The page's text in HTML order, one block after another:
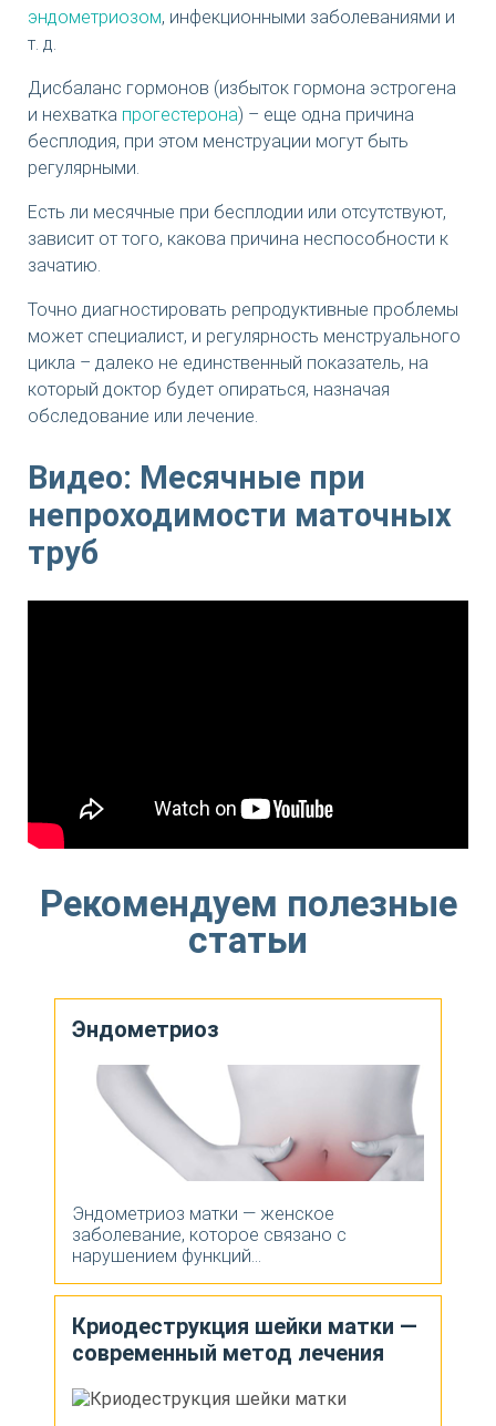
эндометриозом, инфекционными заболеваниями и
т. д.
Дисбаланс гормонов (избыток гормона эстрогена
и нехватка прогестерона) – еще одна причина
бесплодия, при этом менструации могут быть
регулярными.
Есть ли месячные при бесплодии или отсутствуют,
зависит от того, какова причина неспособности к
зачатию.
Точно диагностировать репродуктивные проблемы
может специалист, и регулярность менструального
цикла – далеко не единственный показатель, на
который доктор будет опираться, назначая
обследование или лечение.
Видео: Месячные при
непроходимости маточных
труб
Рекомендуем полезные
статьи
Эндометриоз
Эндометриоз матки — женское
заболевание, которое связано с
нарушением функций...
Криодеструкция шейки матки —
современный метод лечения